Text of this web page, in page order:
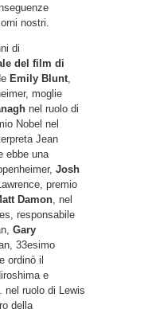
nostri.
di
del film di
Emily Blunt,
moglie
nel ruolo di
Nobel nel
Jean
ebbe una
Josh
premio
Damon, nel
responsabile
Gary
33esimo
ordinò il
e
. nel ruolo di Lewis
della